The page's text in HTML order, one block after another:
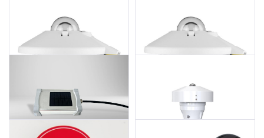
SMP10x 太阳辐射表 CMP10X太阳辐射表